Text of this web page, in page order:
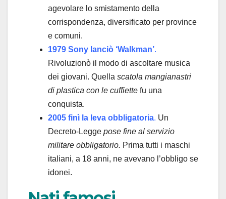
agevolare lo smistamento della
corrispondenza, diversificato per province
e comuni.
1979 Sony lanciò ‘Walkman’.
Rivoluzionò il modo di ascoltare musica
dei giovani. Quella scatola mangianastri
di plastica con le cuffiette fu una
conquista.
2005 finì la leva obbligatoria. Un
Decreto-Legge pose fine al servizio
militare obbligatorio. Prima tutti i maschi
italiani, a 18 anni, ne avevano l’obbligo se
idonei.